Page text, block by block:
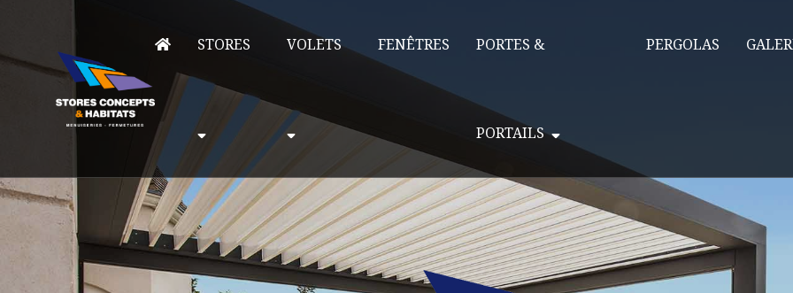
STORES VOLETS FENÊTRES PORTES &
PORTAILS
PERGOLAS